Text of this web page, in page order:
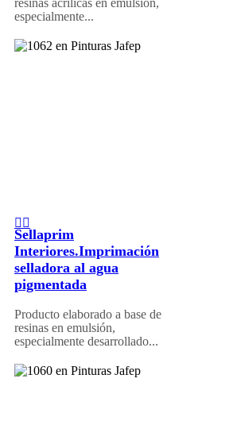
especialmente...
Sellaprim
Interiores.Imprimación
selladora al agua
pigmentada
Producto elaborado a base de
resinas en emulsión,
especialmente desarrollado...